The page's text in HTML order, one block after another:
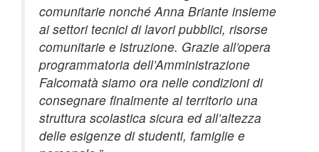
comunitarie nonché Anna Briante insieme
ai settori tecnici di lavori pubblici, risorse
comunitarie e istruzione. Grazie all’opera
programmatoria dell’Amministrazione
Falcomatà siamo ora nelle condizioni di
consegnare finalmente al territorio una
struttura scolastica sicura ed all’altezza
delle esigenze di studenti, famiglie e